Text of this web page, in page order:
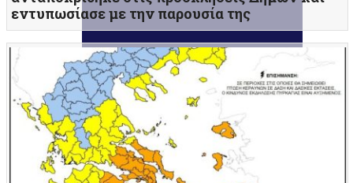
εντυπωσίασε με την παρουσία της